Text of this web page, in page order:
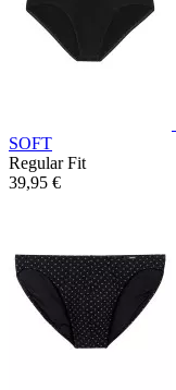
SOFT
Regular Fit
39,95 €